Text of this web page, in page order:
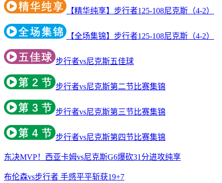
【精华纯享】步行者125-108尼克斯（4-2）
【全场集锦】步行者125-108尼克斯（4-2）
步行者vs尼克斯五佳球
步行者vs尼克斯第二节比赛集锦
步行者vs尼克斯第三节比赛集锦
步行者vs尼克斯第四节比赛集锦
东决MVP！西亚卡姆vs尼克斯G6爆砍31分进攻纯享
布伦森vs步行者 手感平平斩获19+7